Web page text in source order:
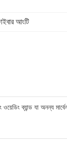
আংটি
ব্যান্ড যা অনন্য